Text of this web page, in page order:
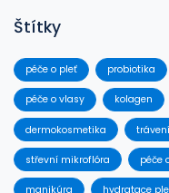
Štítky
péče o pleť probiotika
péče o vlasy kolagen
dermokosmetika trávení
střevní mikroflóra péče
manikúra hydratace